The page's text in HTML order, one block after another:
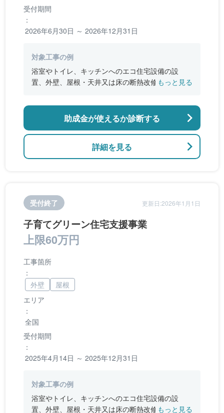
受付期間
：
2026年6月30日 ～ 2026年12月31日
対象工事の例
浴室やトイレ、キッチンへのエコ住宅設備の設
置、外壁、屋根・天井又は床の断熱改修、窓やド
のバリアフリー改修
もっと見る
詳細を見る
助成金が使えるか診断する
受付終了 更新日:2026年1月1日
子育てグリーン住宅支援事業
上限60万円
エリア
：
全国
受付期間
：
2025年4月14日 ～ 2025年12月31日
工事箇所
：
外壁
屋根
対象工事の例
浴室やトイレ、キッチンへのエコ住宅設備の設
置、外壁、屋根・天井又は床の断熱改修、窓やド
もっと見る